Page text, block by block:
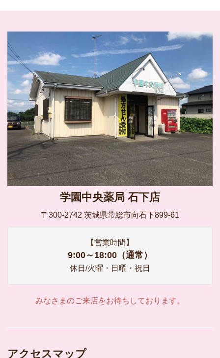
学園中央薬局 石下店
〒300-2742 茨城県常総市向石下899-61
【営業時間】
9:00～18:00（通常）
休日/火曜・日曜・祝日
みなさまのご来店をお待ちしております。
アクセスマップ